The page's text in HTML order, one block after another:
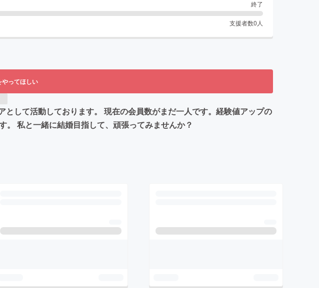
終了
支援者数0 人
やってほしい
して活動しております。 現在の会員数がまだ一人です。経験値アップの
私と一緒に結婚目指して、頑張ってみませんか？